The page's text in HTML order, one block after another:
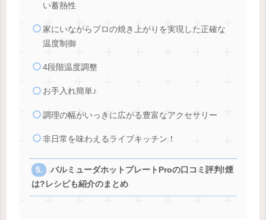
い蓄熱性
家にいながらプロの焼き上がりを実現した正確な
温度制御
4段階温度調整
お手入れ簡単♪
調理の幅がいっきに広がる豊富なアクセサリー
非日常を味わえるライブキッチン！
バルミューダホットプレートProの口コミ評判!煙
は?レシピも紹介のまとめ